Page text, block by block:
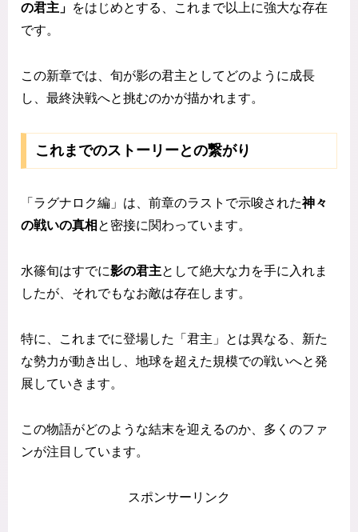
の君主」 をはじめとする、これまで以上に強大な存在
です。
この新章では、旬が影の君主としてどのように成長
し、最終決戦へと挑むのかが描かれます。
これまでのストーリーとの繋がり
「ラグナロク編」は、前章のラストで示唆された神々
の戦いの真相 と密接に関わっています。
水篠旬はすでに影の君主として絶大な力を手に入れま
したが、それでもなお敵は存在します。
特に、これまでに登場した「君主」とは異なる、新た
な勢力が動き出し、地球を超えた規模での戦いへと発
展していきます。
この物語がどのような結末を迎えるのか、多くのファ
ンが注目しています。
スポンサーリンク